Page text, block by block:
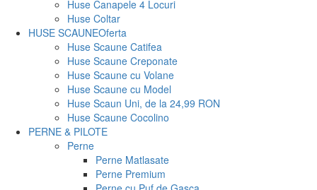
Huse Canapele 4 Locuri
Huse Coltar
HUSE SCAUNEOferta
Huse Scaune Catifea
Huse Scaune Creponate
Huse Scaune cu Volane
Huse Scaune cu Model
Huse Scaun Uni, de la 24,99 RON
Huse Scaune Cocolino
PERNE & PILOTE
Perne
Perne Matlasate
Perne Premium